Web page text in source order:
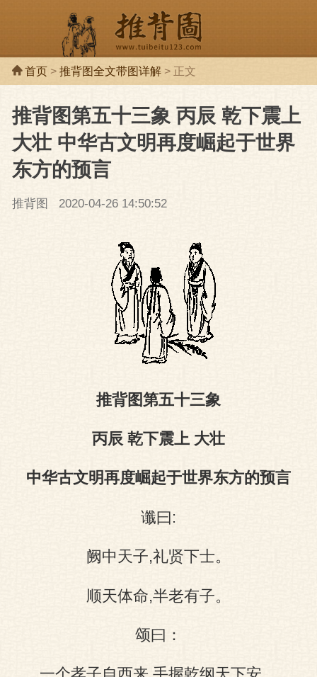
推背图
推背
首页> 推背图全文带图详解> 正文
推背图第五十三象 丙辰 乾下震上
大壮 中华古文明再度崛起于世界
东方的预言
推背图 2020-04-26 14:50:52
推背图第五十三象
丙辰 乾下震上 大壮
中华古文明再度崛起于世界东方的预言
谶曰:
阙中天子,礼贤下士。
顺天体命,半老有子。
颂曰：